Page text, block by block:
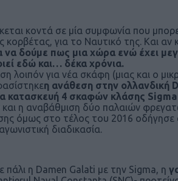
κοντά σε μία συμφωνία που
κορβέτας, για το Ναυτικό της. Και
να δούμε πως μια χώρα ενώ έχει
εδώ και… δέκα χρόνια.
λοιπόν για νέα σκάφη (μιας και ο
η ανάθεση στην ολλανδική
κατασκευή 4 σκαφών κλάσης
η αναβάθμιση δύο παλαιών
όμως στο τέλος του 2016
διαδικασία.
πάλι η Damen Galati με την Sigma, η